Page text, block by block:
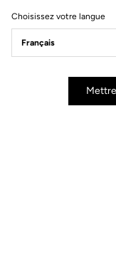
Gravel
Choisissez votre langue